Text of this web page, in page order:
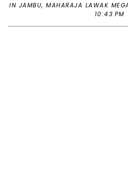
IN JAMBU,MAHARAJA LAWAK
10:43 PM